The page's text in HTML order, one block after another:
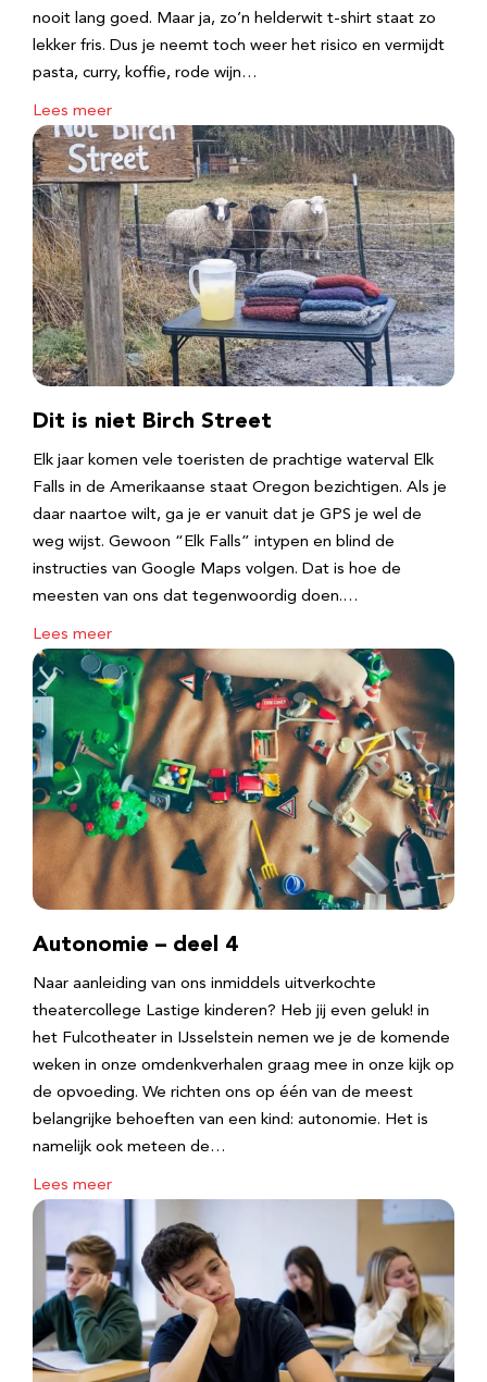
nooit lang goed. Maar ja, zo’n helderwit t-shirt staat zo
lekker fris. Dus je neemt toch weer het risico en vermijdt
pasta, curry, koffie, rode wijn…
Lees meer
Dit is niet Birch Street
Elk jaar komen vele toeristen de prachtige waterval Elk
Falls in de Amerikaanse staat Oregon bezichtigen. Als je
daar naartoe wilt, ga je er vanuit dat je GPS je wel de
weg wijst. Gewoon “Elk Falls” intypen en blind de
instructies van Google Maps volgen. Dat is hoe de
meesten van ons dat tegenwoordig doen.…
Lees meer
Autonomie – deel 4
Naar aanleiding van ons inmiddels uitverkochte
theatercollege Lastige kinderen? Heb jij even geluk! in
het Fulcotheater in IJsselstein nemen we je de komende
weken in onze omdenkverhalen graag mee in onze kijk op
de opvoeding. We richten ons op één van de meest
belangrijke behoeften van een kind: autonomie. Het is
namelijk ook meteen de…
Lees meer